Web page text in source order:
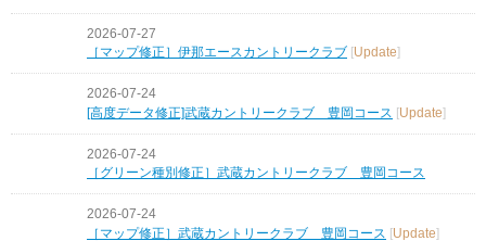
2026-07-27
［マップ修正］伊那エースカントリークラブ
Update
2026-07-24
[高度データ修正]武蔵カントリークラブ 豊岡コース [Update]
2026-07-24
［グリーン種別修正］武蔵カントリークラブ 豊岡コース
2026-07-24
［マップ修正］武蔵カントリークラブ 豊岡コース [Update]